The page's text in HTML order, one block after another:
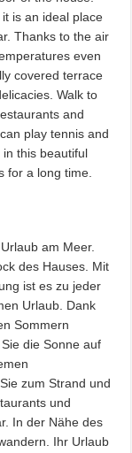
is an ideal place
Thanks to the air
even
covered terrace
Walk to
and
play tennis and
this beautiful
for a long time.
am Meer.
des Hauses. Mit
ist es zu jeder
Urlaub. Dank
Sommern
die Sonne auf
zum Strand und
und
In der Nähe des
Ihr Urlaub